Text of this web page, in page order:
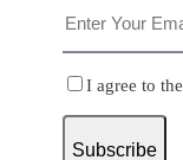
I agree to the
Subscribe